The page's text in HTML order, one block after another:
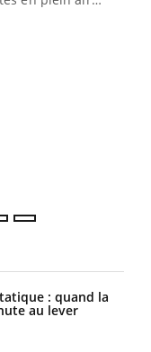
: quand la
au lever